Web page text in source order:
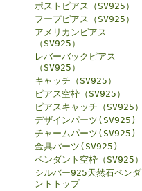
ポストピアス（SV925）
フープピアス（SV925）
アメリカンピアス
（SV925）
レバーバックピアス
（SV925）
キャッチ（SV925）
ピアス空枠（SV925）
ピアスキャッチ（SV925）
デザインパーツ(SV925)
チャームパーツ(SV925)
金具パーツ(SV925)
ペンダント空枠（SV925）
シルバー925天然石ペンダ
ントトップ